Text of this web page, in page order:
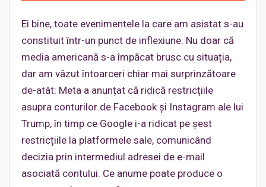
Ei bine, toate evenimentele la care am asistat s-au
constituit într-un punct de inflexiune. Nu doar că
media americană s-a împăcat brusc cu situația,
dar am văzut întoarceri chiar mai surprinzătoare
de-atât: Meta a anunțat că ridică restricțiile
asupra conturilor de Facebook și Instagram ale lui
Trump, în timp ce Google i-a ridicat pe șest
restricțiile la platformele sale, comunicând
decizia prin intermediul adresei de e-mail
asociată contului. Ce anume poate produce o